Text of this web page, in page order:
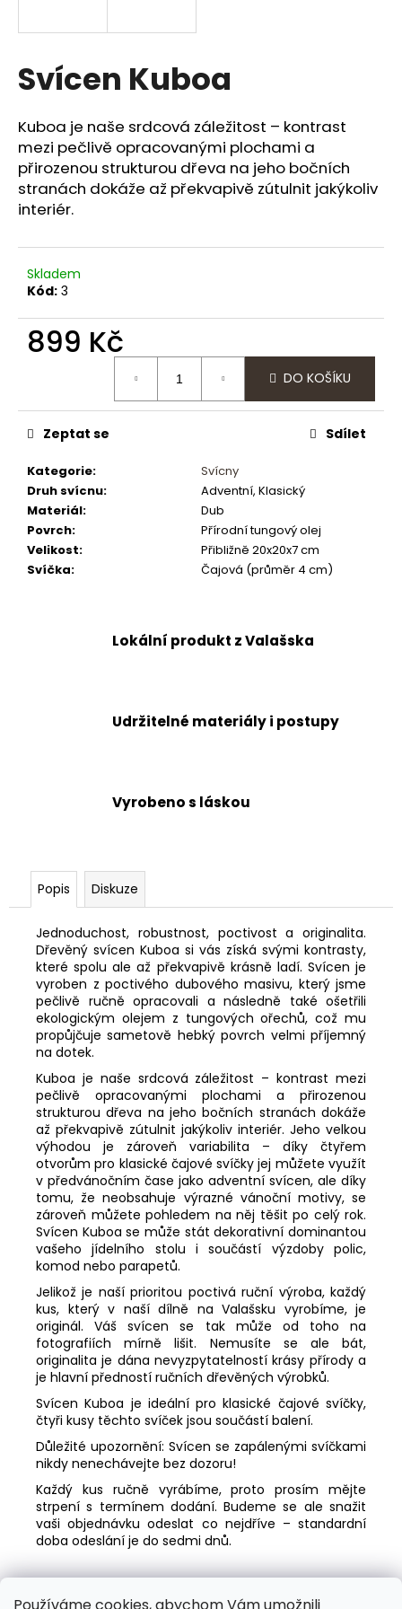
Svícen Kuboa
Kuboa je naše srdcová záležitost – kontrast
mezi pečlivě opracovanými plochami a
přirozenou strukturou dřeva na jeho bočních
stranách dokáže až překvapivě zútulnit jakýkoliv
interiér.
Skladem
Kód: 3
899 Kč
DO KOŠÍKU
Kategorie:
Svícny
Druh svícnu:
Adventní, Klasický
Materiál:
Dub
Povrch:
Přírodní tungový olej
Velikost:
Přibližně 20x20x7 cm
Svíčka: Čajová (průměr 4 cm)
Zeptat se Sdílet
Lokální produkt z Valašska
Udržitelné materiály i postupy
Vyrobeno s láskou
Popis Diskuze
Jednoduchost, robustnost, poctivost a originalita.
Dřevěný svícen Kuboa si vás získá svými kontrasty,
které spolu ale až překvapivě krásně ladí. Svícen je
vyroben z poctivého dubového masivu, který jsme
pečlivě ručně opracovali a následně také ošetřili
ekologickým olejem z tungových ořechů, což mu
propůjčuje sametově hebký povrch velmi příjemný
na dotek.
Kuboa je naše srdcová záležitost – kontrast mezi
pečlivě opracovanými plochami a přirozenou
strukturou dřeva na jeho bočních stranách dokáže
až překvapivě zútulnit jakýkoliv interiér. Jeho velkou
výhodou je zároveň variabilita – díky čtyřem
otvorům pro klasické čajové svíčky jej můžete využít
v předvánočním čase jako adventní svícen, ale díky
tomu, že neobsahuje výrazné vánoční motivy, se
zároveň můžete pohledem na něj těšit po celý rok.
Svícen Kuboa se může stát dekorativní dominantou
vašeho jídelního stolu i součástí výzdoby polic,
komod nebo parapetů.
Jelikož je naší prioritou poctivá ruční výroba, každý
kus, který v naší dílně na Valašsku vyrobíme, je
originál. Váš svícen se tak může od toho na
fotografiích mírně lišit. Nemusíte se ale bát,
originalita je dána nevyzpytatelností krásy přírody a
je hlavní předností ručních dřevěných výrobků.
Svícen Kuboa je ideální pro klasické čajové svíčky,
čtyři kusy těchto svíček jsou součástí balení.
Důležité upozornění: Svícen se zapálenými svíčkami
nikdy nenechávejte bez dozoru!
Každý kus ručně vyrábíme, proto prosím mějte
strpení s termínem dodání. Budeme se ale snažit
vaši objednávku odeslat co nejdříve – standardní
doba odeslání je do sedmi dnů.
Velikost přibližně 20 x 20 x 7 cm
í
t
?
D
p
o
č
u
e
m
e